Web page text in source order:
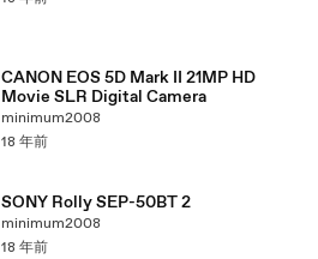
CANON EOS 5D Mark II 21MP HD
Movie SLR Digital Camera
minimum2008
18 年前
SONY Rolly SEP-50BT 2
minimum2008
18 年前